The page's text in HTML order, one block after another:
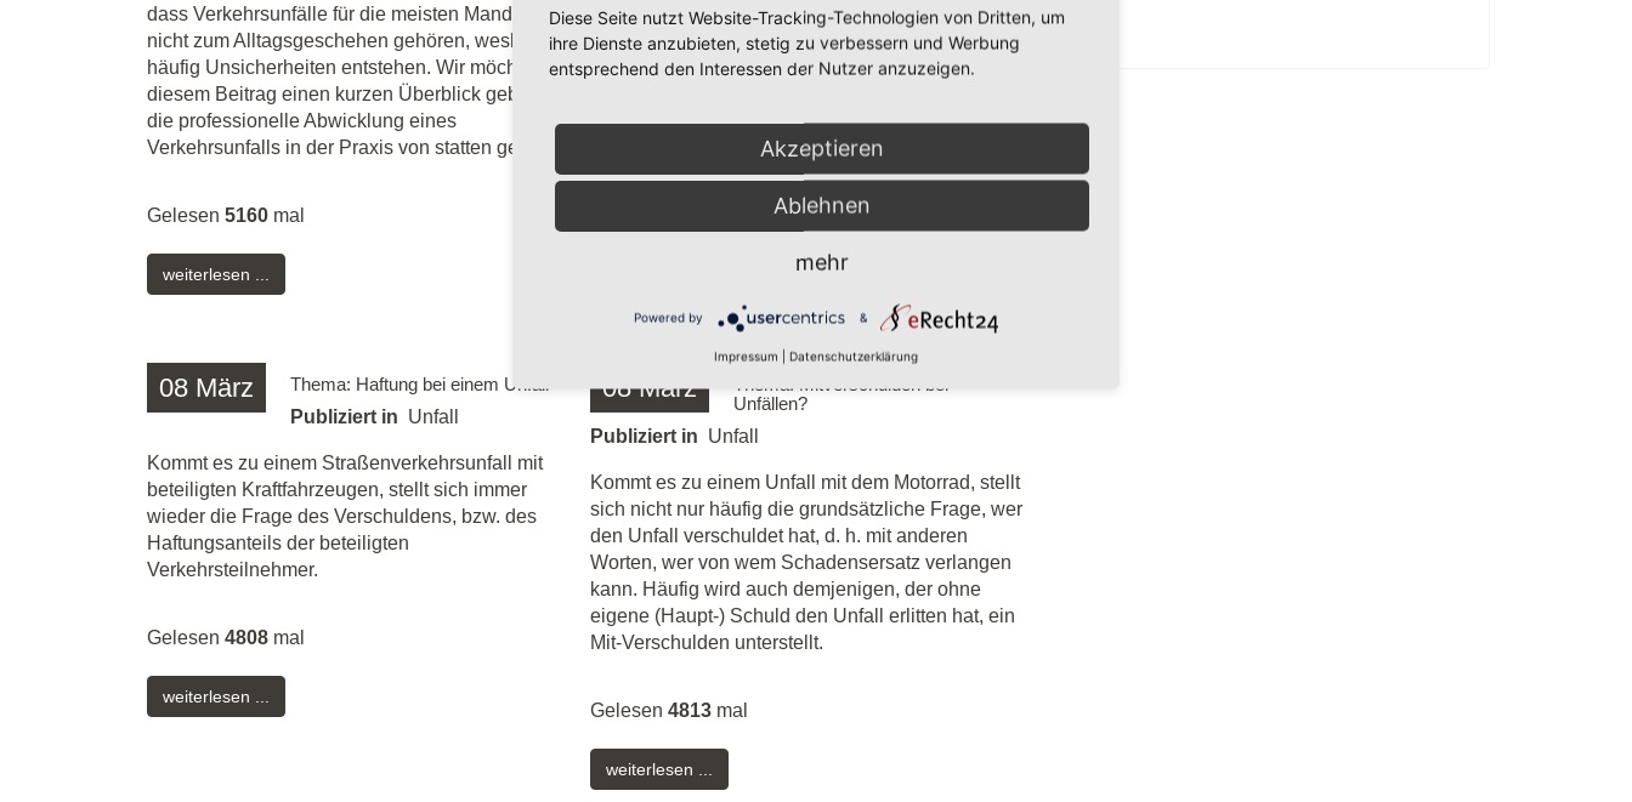
dass Verkehrsunfälle für die meisten Mandanten
nicht zum Alltagsgeschehen gehören, weshalb
häufig Unsicherheiten entstehen. Wir möchten mit
diesem Beitrag einen kurzen Überblick geben, wie
die professionelle Abwicklung eines
Verkehrsunfalls in der Praxis von statten geht.
Gelesen 5160 mal
weiterlesen ...
08 März
Thema: Haftung bei einem Unfall
Publiziert in Unfall
Kommt es zu einem Straßenverkehrsunfall mit
beteiligten Kraftfahrzeugen, stellt sich immer
wieder die Frage des Verschuldens, bzw. des
Haftungsanteils der beteiligten
Verkehrsteilnehmer.
Gelesen 4808 mal
weiterlesen ...
08 März
Thema: Mitverschulden bei
Unfällen?
Publiziert in Unfall
Kommt es zu einem Unfall mit dem Motorrad, stellt
sich nicht nur häufig die grundsätzliche Frage, wer
den Unfall verschuldet hat, d. h. mit anderen
Worten, wer von wem Schadensersatz verlangen
kann. Häufig wird auch demjenigen, der ohne
eigene (Haupt-) Schuld den Unfall erlitten hat, ein
Mit-Verschulden unterstellt.
Gelesen 4813 mal
weiterlesen ...
Diese Seite nutzt Website-Tracking-Technologien von Dritten, um
ihre Dienste anzubieten, stetig zu verbessern und Werbung
entsprechend den Interessen der Nutzer anzuzeigen.
Akzeptieren
Ablehnen
mehr
Powered by &
Impressum Datenschutzerklärung